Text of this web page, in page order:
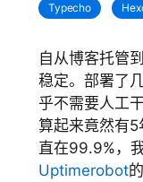
Typecho
自从博客托管
稳定。部署了
乎不需要人工
算起来竟然有
直在99.9%，
Uptimerobot